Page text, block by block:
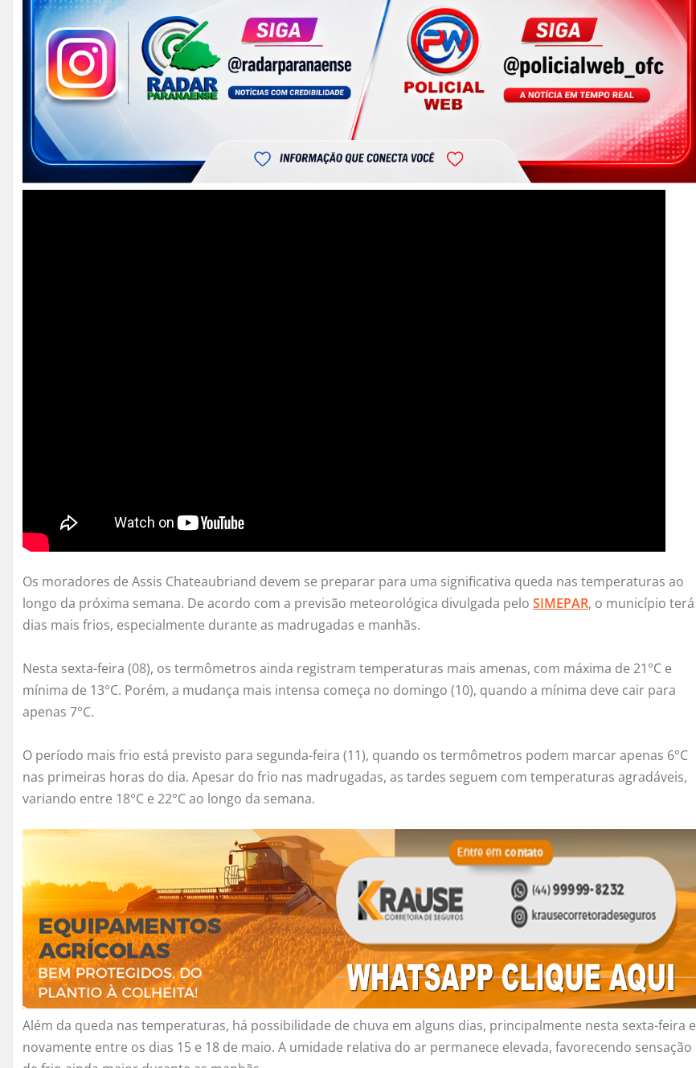
Os moradores de Assis Chateaubriand devem se preparar para uma significativa queda nas temperaturas ao
longo da próxima semana. De acordo com a previsão meteorológica divulgada pelo SIMEPAR, o município terá
dias mais frios, especialmente durante as madrugadas e manhãs.
Nesta sexta-feira (08), os termômetros ainda registram temperaturas mais amenas, com máxima de 21°C e
mínima de 13°C. Porém, a mudança mais intensa começa no domingo (10), quando a mínima deve cair para
apenas 7°C.
O período mais frio está previsto para segunda-feira (11), quando os termômetros podem marcar apenas 6°C
nas primeiras horas do dia. Apesar do frio nas madrugadas, as tardes seguem com temperaturas agradáveis,
variando entre 18°C e 22°C ao longo da semana.
Além da queda nas temperaturas, há possibilidade de chuva em alguns dias, principalmente nesta sexta-feira e
novamente entre os dias 15 e 18 de maio. A umidade relativa do ar permanece elevada, favorecendo sensação